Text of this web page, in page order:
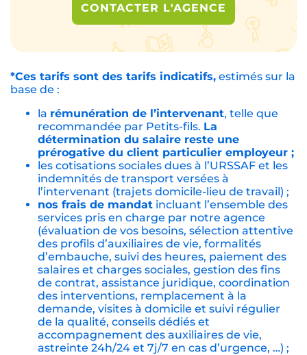
CONTACTER L'AGENCE
*Ces tarifs sont des tarifs indicatifs, estimés sur la
base de :
la rémunération de l’intervenant, telle que
recommandée par Petits-fils. La
détermination du salaire reste une
prérogative du client particulier employeur ;
les cotisations sociales dues à l’URSSAF et les
indemnités de transport versées à
l’intervenant (trajets domicile-lieu de travail) ;
nos frais de mandat incluant l’ensemble des
services pris en charge par notre agence
(évaluation de vos besoins, sélection attentive
des profils d’auxiliaires de vie, formalités
d’embauche, suivi des heures, paiement des
salaires et charges sociales, gestion des fins
de contrat, assistance juridique, coordination
des interventions, remplacement à la
demande, visites à domicile et suivi régulier
de la qualité, conseils dédiés et
accompagnement des auxiliaires de vie,
astreinte 24h/24 et 7j/7 en cas d’urgence, …) ;